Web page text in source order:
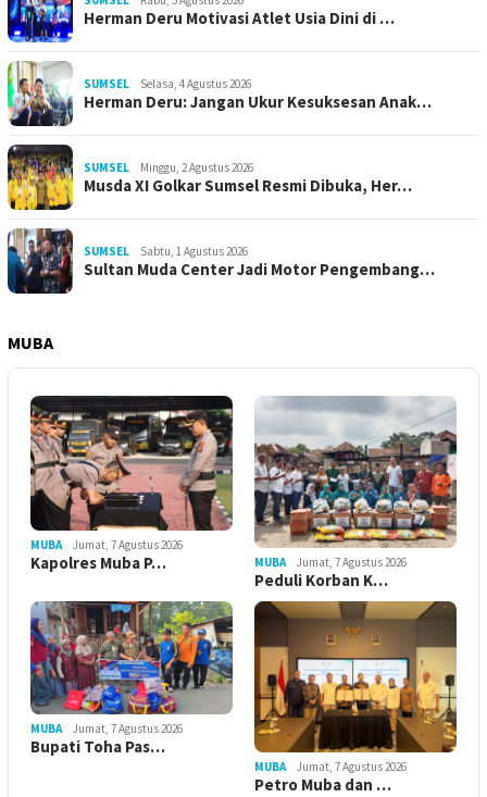
Herman Deru Motivasi Atlet Usia Dini di …
SUMSEL Selasa, 4 Agustus 2026
Herman Deru: Jangan Ukur Kesuksesan Anak…
SUMSEL Minggu, 2 Agustus 2026
Musda XI Golkar Sumsel Resmi Dibuka, Her…
SUMSEL Sabtu, 1 Agustus 2026
Sultan Muda Center Jadi Motor Pengembang…
MUBA
MUBA Jumat, 7 Agustus 2026
Kapolres Muba P… MUBA Jumat, 7 Agustus 2026
Peduli Korban K…
MUBA Jumat, 7 Agustus 2026
Bupati Toha Pas…
MUBA Jumat, 7 Agustus 2026
Petro Muba dan …